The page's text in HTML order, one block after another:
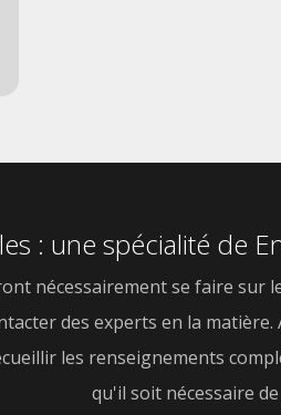
: une spécialité de
nécessairement se faire
des experts en la
les renseignements
qu'il soit nécessaire